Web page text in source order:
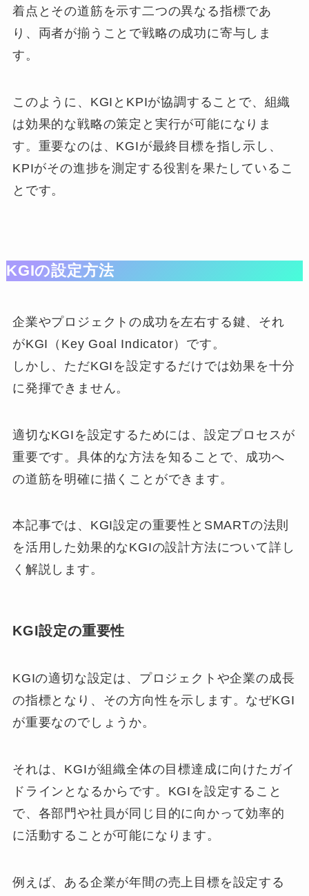
着点とその道筋を示す二つの異なる指標であ
り、両者が揃うことで戦略の成功に寄与しま
す。
このように、KGIとKPIが協調することで、組織
は効果的な戦略の策定と実行が可能になりま
す。重要なのは、KGIが最終目標を指し示し、
KPIがその進捗を測定する役割を果たしているこ
とです。
KGIの設定方法
企業やプロジェクトの成功を左右する鍵、それ
がKGI（Key Goal Indicator）です。
しかし、ただKGIを設定するだけでは効果を十分
に発揮できません。
適切なKGIを設定するためには、設定プロセスが
重要です。具体的な方法を知ることで、成功へ
の道筋を明確に描くことができます。
本記事では、KGI設定の重要性とSMARTの法則
を活用した効果的なKGIの設計方法について詳し
く解説します。
KGI設定の重要性
KGIの適切な設定は、プロジェクトや企業の成長
の指標となり、その方向性を示します。なぜKGI
が重要なのでしょうか。
それは、KGIが組織全体の目標達成に向けたガイ
ドラインとなるからです。KGIを設定すること
で、各部門や社員が同じ目的に向かって効率的
に活動することが可能になります。
例えば、ある企業が年間の売上目標を設定する